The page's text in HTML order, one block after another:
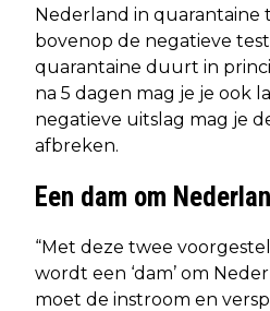
Nederland in quarantaine
bovenop de negatieve
quarantaine duurt in
na 5 dagen mag je je ook
negatieve uitslag mag je
afbreken.
Een dam om
“Met deze twee
wordt een ‘dam’ om
moet de instroom en